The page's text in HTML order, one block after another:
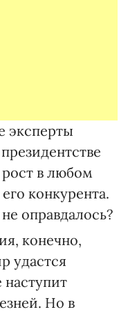
эксперты
в любом
конкурента.
оправдалось?
конечно,
удастся
наступит
Но в